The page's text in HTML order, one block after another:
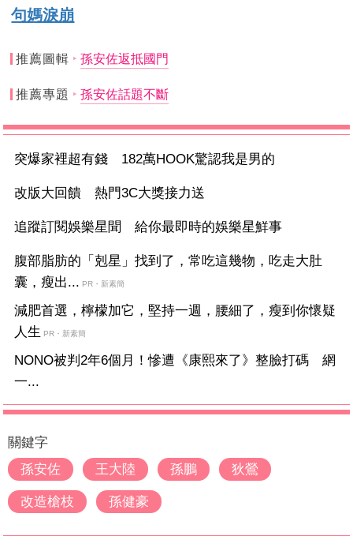
句媽淚崩
推薦圖輯 孫安佐返抵國門
推薦專題 孫安佐話題不斷
突爆家裡超有錢 182萬HOOK驚認我是男的
改版大回饋 熱門3C大獎接力送
追蹤訂閱娛樂星聞 給你最即時的娛樂星鮮事
腹部脂肪的「剋星」找到了，常吃這幾物，吃走大肚
囊，瘦出... PR・新素簡
減肥首選，檸檬加它，堅持一週，腰細了，瘦到你懷疑
人生 PR・新素簡
NONO被判2年6個月！慘遭《康熙來了》整臉打碼 網
一...
關鍵字
孫安佐
王大陸 孫鵬 狄鶯
改造槍枝 孫健豪